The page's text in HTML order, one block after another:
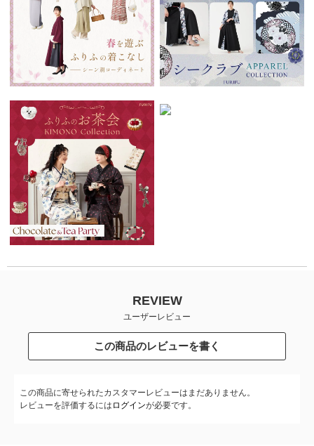
REVIEW
ユーザーレビュー
この商品のレビューを書く
この商品に寄せられたカスタマーレビューはまだありません。
レビューを評価するには ログインが必要です。